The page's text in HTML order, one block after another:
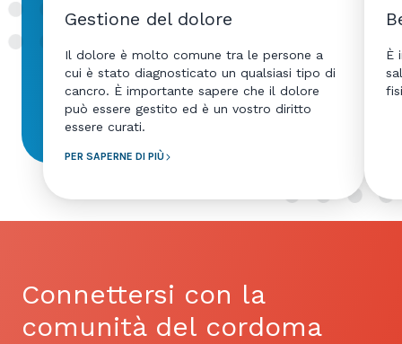
Gestione del dolore
Il dolore è molto comune tra le persone a
cui è stato diagnosticato un qualsiasi tipo di
cancro. È importante sapere che il dolore
può essere gestito ed è un vostro diritto
essere curati.
PER SAPERNE DI PIÙ
È
Connettersi con la
comunità del cordoma